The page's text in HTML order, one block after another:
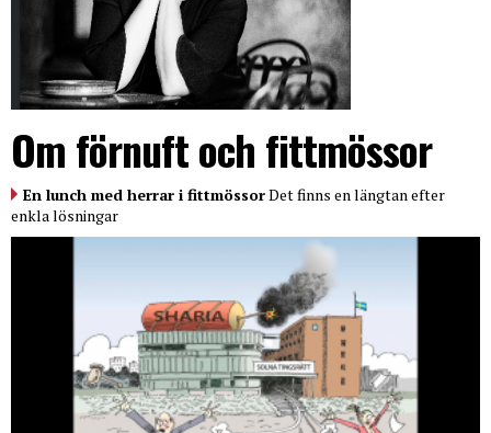
Om förnuft och fittmössor
En lunch med herrar i fittmössorDet finns en längtan efter
enkla lösningar